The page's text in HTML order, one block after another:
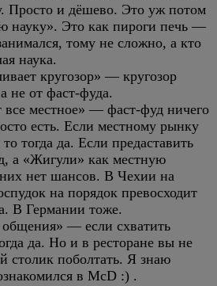
Просто и дёшево. Это уж потом
науку». Это как пироги печь —
тому не сложно, а кто
наука.
кругозор» — кругозор
не от фаст-фуда.
все местное» — фаст-фуд ничего
есть. Если местному рынку
тогда да. Если предаставить
а «Жигули» как местную
нет шансов. В Чехии на
на порядок превосходит
В Германии тоже.
— если схватить
да. Но и в ресторане вы не
столик поболтать. Я знаю
в McD :) .